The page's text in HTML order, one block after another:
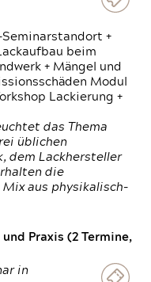
Seminarstandort +
beim
+ Mängel und
Modul
Lackierung +
das Thema
üblichen
dem Lackhersteller
die
Mix aus physikalisch-
Praxis (2 Termine,
in